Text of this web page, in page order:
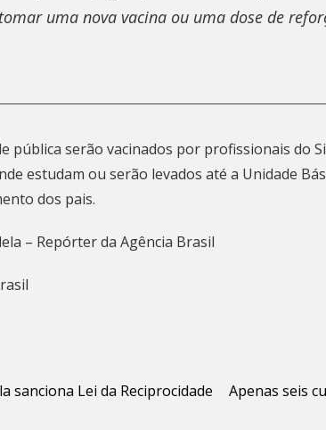
uma nova vacina ou uma dose de
pública serão vacinados por profissionais do
estudam ou serão levados até a Unidade
dos pais.
– Repórter da Agência Brasil
sanciona Lei da Reciprocidade
Apenas seis